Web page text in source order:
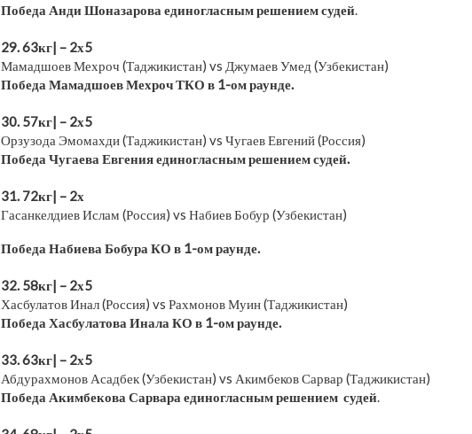
Победа Анди Шоназарова единогласным решением судей.
29. 63кг| – 2х5
Мамадшоев Мехроч (Таджикистан) vs Джумаев Умед (Узбекистан)
Победа Мамадшоев Мехроч ТКО в 1-ом раунде.
30. 57кг| – 2х5
Орзузода Эмомахди (Таджикистан) vs Чугаев Евгений (Россия)
Победа Чугаева Евгения единогласным решением судей.
31. 72кг| – 2х
Гасанкелдиев Ислам (Россия) vs Набиев Бобур (Узбекистан)
Победа Набиева Бобура КО в 1-ом раунде.
32. 58кг| – 2х5
Хасбулатов Инал (Россия) vs Рахмонов Муин (Таджикистан)
Победа Хасбулатова Инала КО в 1-ом раунде.
33. 63кг| – 2х5
Абдурахмонов Асадбек (Узбекистан) vs Акимбеков Сарвар (Таджикистан)
Победа Акимбекова Сарвара единогласным решением судей.